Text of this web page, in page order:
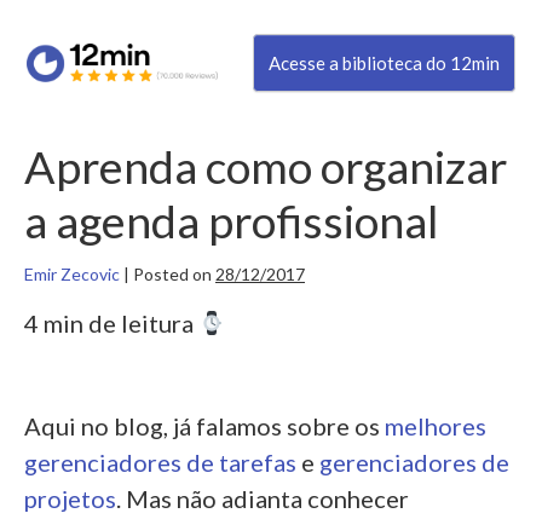
Acesse a biblioteca do 12min
Aprenda como organizar
a agenda profissional
Emir Zecovic | Posted on 28/12/2017
4 min de leitura
Aqui no blog, já falamos sobre os melhores
gerenciadores de tarefas e gerenciadores de
projetos. Mas não adianta conhecer